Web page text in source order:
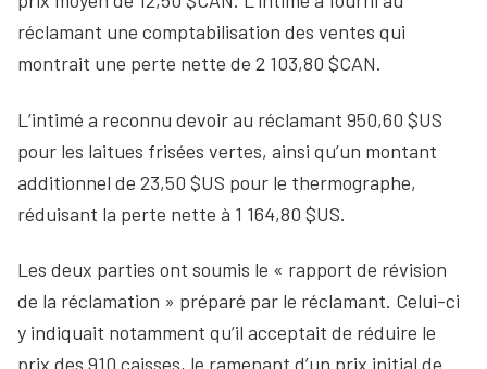
réclamant une comptabilisation des ventes qui
montrait une perte nette de 2 103,80 $CAN.
L’intimé a reconnu devoir au réclamant 950,60 $US
pour les laitues frisées vertes, ainsi qu’un montant
additionnel de 23,50 $US pour le thermographe,
réduisant la perte nette à 1 164,80 $US.
Les deux parties ont soumis le « rapport de révision
de la réclamation » préparé par le réclamant. Celui-ci
y indiquait notamment qu’il acceptait de réduire le
prix des 910 caisses, le ramenant d’un prix initial de